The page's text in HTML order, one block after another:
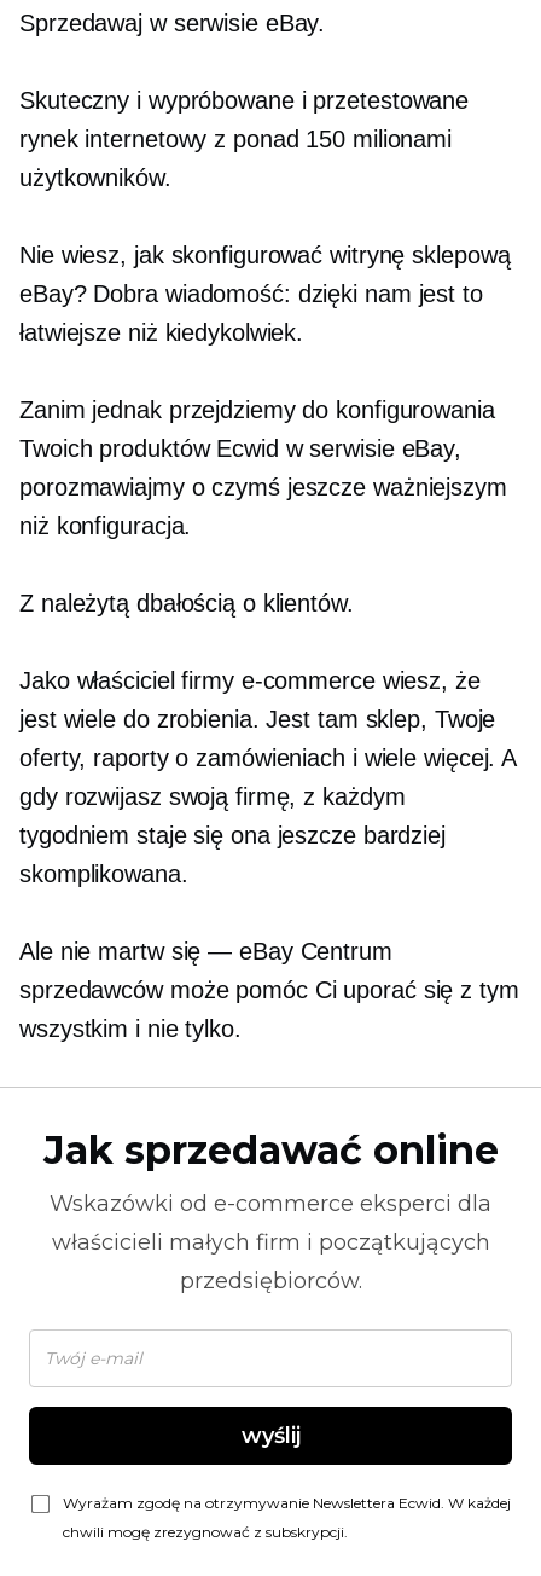
Sprzedawaj w serwisie eBay.
Skuteczny i wypróbowane i przetestowane
rynek internetowy z ponad 150 milionami
użytkowników.
Nie wiesz, jak skonfigurować witrynę sklepową
eBay? Dobra wiadomość: dzięki nam jest to
łatwiejsze niż kiedykolwiek.
Zanim jednak przejdziemy do konfigurowania
Twoich produktów Ecwid w serwisie eBay,
porozmawiajmy o czymś jeszcze ważniejszym
niż konfiguracja.
Z należytą dbałością o klientów.
Jako właściciel firmy e-commerce wiesz, że
jest wiele do zrobienia. Jest tam sklep, Twoje
oferty, raporty o zamówieniach i wiele więcej. A
gdy rozwijasz swoją firmę, z każdym
tygodniem staje się ona jeszcze bardziej
skomplikowana.
Ale nie martw się — eBayCentrum
sprzedawców może pomóc Ci uporać się z tym
wszystkim i nie tylko.
Jak sprzedawać online
Wskazówki od e-commerce eksperci dla
właścicieli małych firm i początkujących
przedsiębiorców.
wyślij
Wyrażam zgodę na otrzymywanie Newslettera Ecwid. W każdej
chwili mogę zrezygnować z subskrypcji.